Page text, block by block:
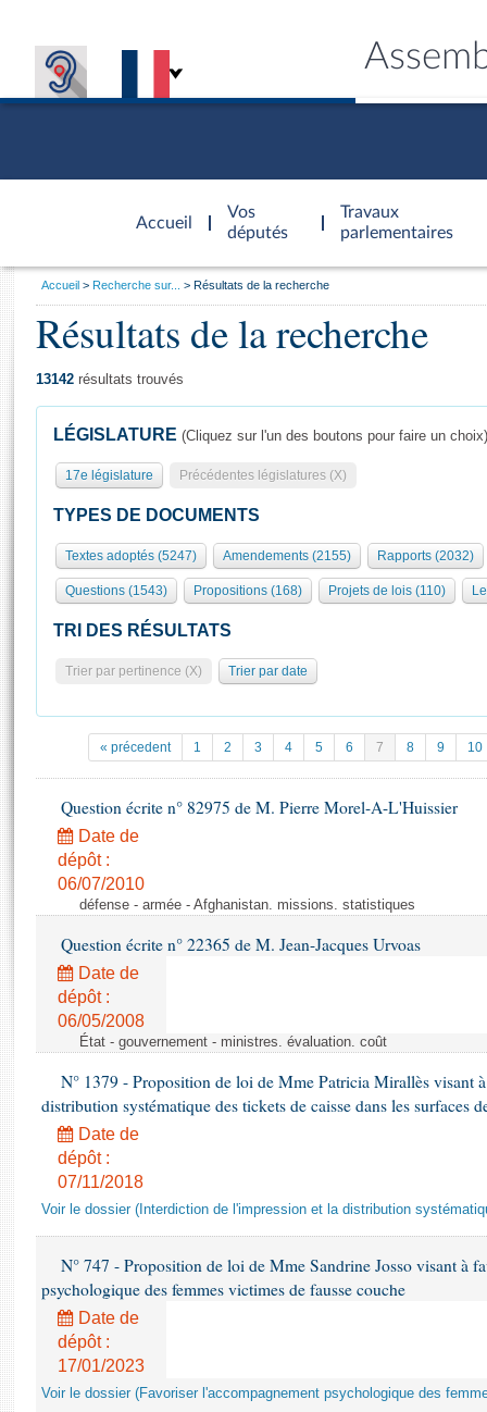
Accueil
d'accueil
Vos
députés
Travaux
parlementaires
Présidence
577 députés
Groupes politiques
Séance publique
Commissions et autres organes
Europe et International
Pétitions
Projets de loi
Propositions de loi
Amendements
Textes adoptés
Rapports d'information
Rapports d'enquête
Rapports législatifs
Rapports sur l'application des lois
Budget et sécurité sociale
Questions écrites et orales
Comptes rendus des débats
Général
Rôle et pouvoirs de l'Assemblée
Organisation de l'Assemblée
Présidence Conférence des Présidents Bureau Collège des
Statistiques et chiffres clés
Documents de référence
( Constitution | Règlement de l'Assemblée ... )
Histoire
Juniors
Anciennes législatures
Liens vers les sites publics
Visiter l'Assemblée
Visite virtuelle du palais Bourbon
Assister à une séance
La Bibliothèque
Contacts et plan d'accès
Photos libres de droit
Vous
Accueil Recherche sur... Résultats de la recherche
Résultats de la recherche
13142 résultats trouvés
LÉGISLATURE (Cliquez sur l'un des boutons pour faire un choix)
17e législature Précédentes législatures (X)
TYPES DE DOCUMENTS
Textes adoptés (5247) Amendements (2155) Rapports (2032)
Questions (1543) Propositions (168) Projets de lois (110)
TRI DES RÉSULTATS
Trier par pertinence (X) Trier par date
« précedent 1 2 3 4 5 6 7 8 9 10
Question écrite n° 82975 de M. Pierre Morel-A-L'Huissier
Date de
dépôt :
06/07/2010
défense - armée - Afghanistan. missions. statistiques
Question écrite n° 22365 de M. Jean-Jacques Urvoas
Date de
dépôt :
06/05/2008
État - gouvernement - ministres. évaluation. coût
N° 1379 - Proposition de loi de Mme Patricia Mirallès visant
distribution systématique des tickets de caisse dans les surfaces
Date de
dépôt :
07/11/2018
Voir le dossier (Interdiction de l'impression et la distribution
N° 747 - Proposition de loi de Mme Sandrine Josso visant à
psychologique des femmes victimes de fausse couche
Date de
dépôt :
17/01/2023
Voir le dossier (Favoriser l'accompagnement psychologique des